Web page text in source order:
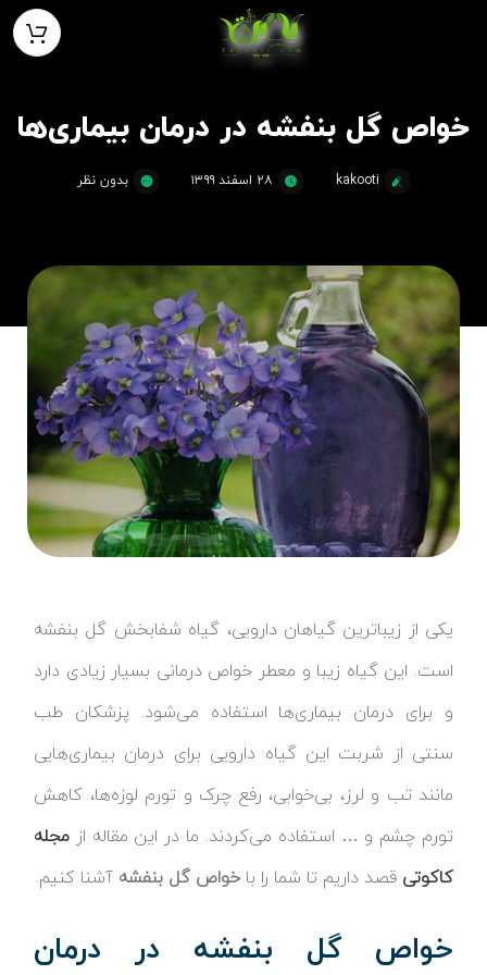
خواص گل بنفشه در درمان بیماری‌ها
kakooti ۲۸ اسفند ۱۳۹۹ بدون نظر
یکی از زیباترین گیاهان دارویی، گیاه شفابخش گل بنفشه
است. این گیاه زیبا و معطر خواص درمانی بسیار زیادی دارد
و برای درمان بیماری‌ها استفاده می‌شود. پزشکان طب
سنتی از شربت این گیاه دارویی برای درمان بیماری‌هایی
مانند تب و لرز، بی‌خوابی، رفع چرک و تورم لوزه‌ها، کاهش
تورم چشم و … استفاده می‌کردند. ما در این مقاله از مجله
کاکوتی قصد داریم تا شما را باخواص گل بنفشه آشنا کنیم.
خواص گل بنفشه در درمان